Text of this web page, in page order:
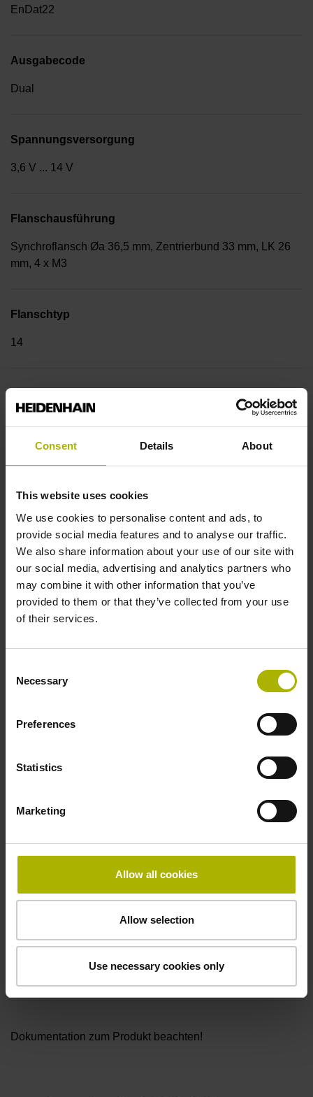
Consent Details About
This website uses cookies
We use cookies to personalise content and ads, to
provide social media features and to analyse our traffic.
We also share information about your use of our site with
our social media, advertising and analytics partners who
may combine it with other information that you’ve
provided to them or that they’ve collected from your use
of their services.
Selection
Necessary
Preferences
Statistics
Marketing
Allow all cookies
Allow selection
Use necessary cookies only
EnDat22
Ausgabecode
Dual
Spannungsversorgung
3,6 V ... 14 V
Flanschausführung
Synchroflansch Øa 36,5 mm, Zentrierbund 33 mm, LK 26
mm, 4 x M3
Flanschtyp
14
01L
Schutzart
IP64 (EN60529)
D532351
Kabelausgang axial und radial verwendbar
Kabellänge
Dokumentation zum Produkt beachten!